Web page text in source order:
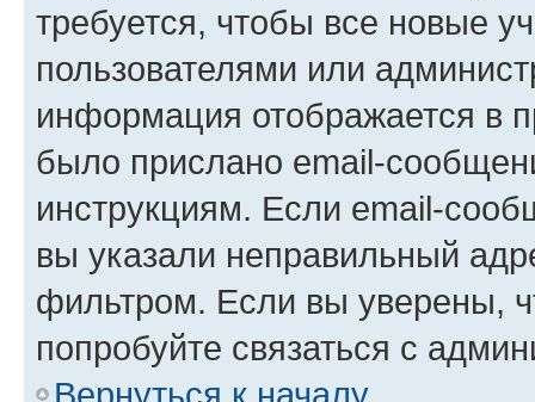
требуется, чтобы все новые
пользователями или
информация отображается в
было прислано email-
инструкциям. Если email-
вы указали неправильный
фильтром. Если вы уверены,
попробуйте связаться с
Вернуться к началу